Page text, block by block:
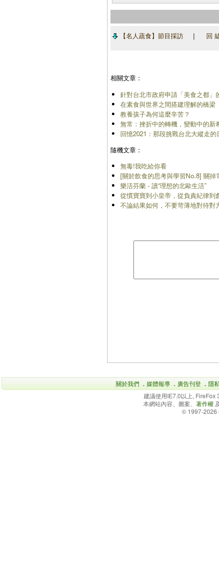
【名人蔬食】節目採訪 | 回
相關文章：
針對台北市政府申請「美食之都」
在素食與世界之間搭建理解的橋梁
教養孩子為何這麼辛苦？
無常：挫折中的轉機，變動中的新
回憶2021：那段挑戰台北大縱走
隨機文章：
無毒!我吃給你看
[關於飲食的思考與學習No.8] 關掉
樂活芬蘭 - 讀“理想的北歐生活”
從慣寶寶到小皇帝，從負責紀律到
不論結果如何，不要苛薄地對待
關於我們 ． 媒體報導 ． 廣告刊登 ． 隱
建議使用IE7.0以上,
本網站內容、圖案、 著作權
© 1997-2026